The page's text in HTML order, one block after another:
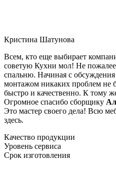
Кристина Шатунова
Всем, кто еще выбирает
советую Кухни мол! Не
спальню. Начиная с обсуждения
монтажом никаких проблем не
быстро и качественно. К тому
Огромное спасибо сборщику
Это мастер своего дела! Всю
здесь.
Качество продукции
Уровень сервиса
Срок изготовления